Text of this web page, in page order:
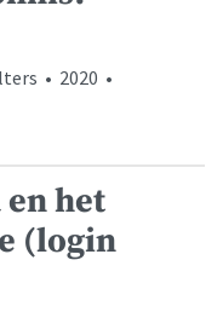
• 2020 •
het
(login